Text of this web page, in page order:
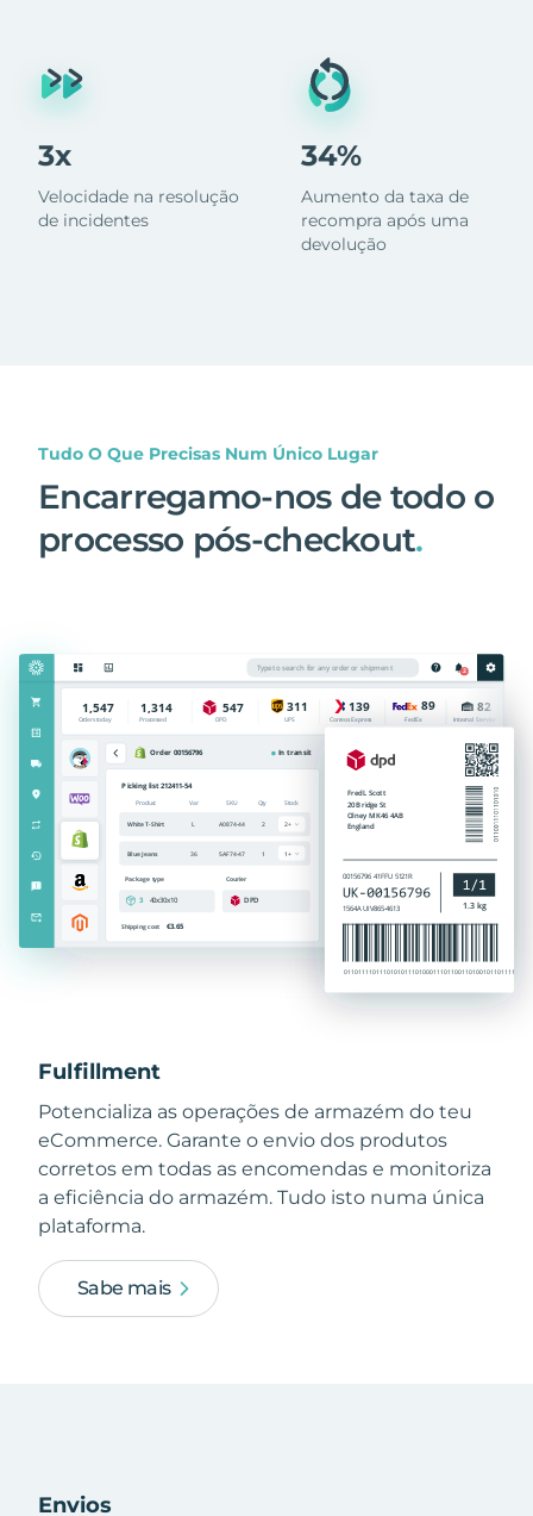
3x
Velocidade na resolução
de incidentes
34%
Aumento da taxa de
recompra após uma
devolução
Tudo O Que Precisas Num Único Lugar
Encarregamo-nos de todo o
processo pós-checkout.
Fulfillment
Potencializa as operações de armazém do teu
eCommerce. Garante o envio dos produtos
corretos em todas as encomendas e monitoriza
a eficiência do armazém. Tudo isto numa única
plataforma.
Sabe mais
Envios